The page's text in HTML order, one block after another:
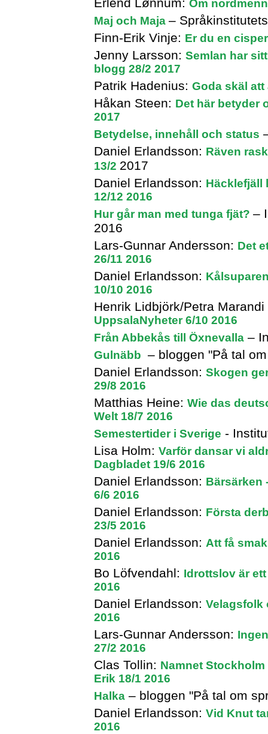
Om
Maj och Maja –
Finn-Erik Vinje: Er du en
Jenny Larsson: Semlan har
blogg 28/2 2017
Patrik Hadenius: Goda skäl att
Håkan Steen: Det här betyder
2017
Betydelse, innehåll och status
Daniel Erlandsson: Räven
13/2 2017
Daniel Erlandsson: Häcklefjäll
12/12 2016
Hur går man med tunga fjät? –
2016
Lars-Gunnar Andersson: Det
26/11 2016
Daniel Erlandsson:
10/10 2016
Henrik Lidbjörk/Petra
UppsalaNyheter 6/10 2016
Från Abbekås till Öxnevalla –
Gulnäbb – bloggen "På tal
Daniel Erlandsson: Skogen
29/8 2016
Matthias Heine: Wie das
Welt 18/7 2016
Semestertider i Sverige -
Lisa Holm: Varför dansar vi
Dagbladet 19/6 2016
Daniel Erlandsson: Bärsärken
6/6 2016
Daniel Erlandsson: Första
23/5 2016
Daniel Erlandsson: Att få
2016
Bo Löfvendahl: Idrottslov är
2016
Daniel Erlandsson: Velagsfolk
2016
Lars-Gunnar Andersson:
27/2 2016
Clas Tollin: Namnet
Erik 18/1 2016
Halka – bloggen "På tal om
Daniel Erlandsson: Vid Knut
2016